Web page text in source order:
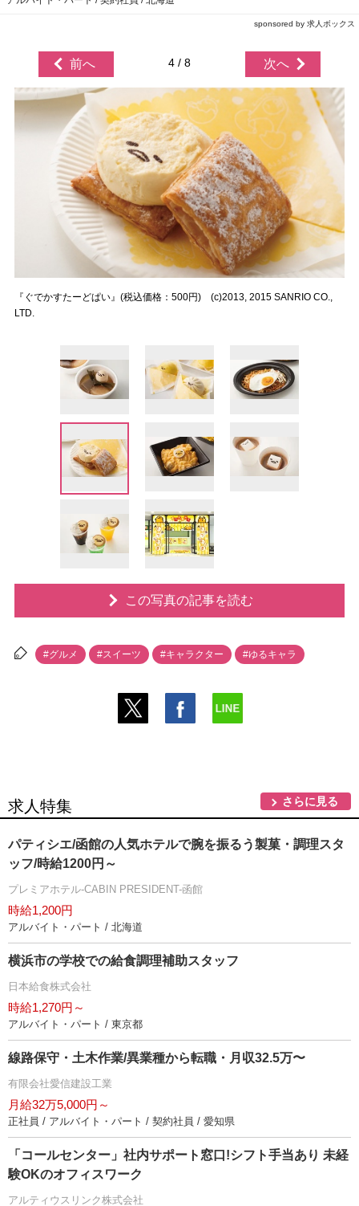
sponsored by 求人ボックス
前へ 4 / 8 次へ
『ぐでかすたーどぱい』(税込価格：500円) (c)2013, 2015 SANRIO CO.,
LTD.
この写真の記事を読む
#グルメ #スイーツ #キャラクター #ゆるキャラ
求人特集 さらに見る
パティシエ/函館の人気ホテルで腕を振るう製菓・調理スタ
ッフ/時給1200円～
プレミアホテル-CABIN PRESIDENT-函館
時給1,200円
アルバイト・パート / 北海道
横浜市の学校での給食調理補助スタッフ
日本給食株式会社
時給1,270円～
アルバイト・パート / 東京都
線路保守・土木作業/異業種から転職・月収32.5万〜
有限会社愛信建設工業
月給32万5,000円～
正社員 / アルバイト・パート / 契約社員 / 愛知県
「コールセンター」社内サポート窓口!シフト手当あり 未経
験OKのオフィスワーク
アルティウスリンク株式会社